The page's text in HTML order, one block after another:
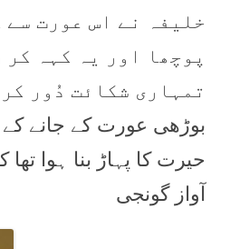
خلیفہ نے اس عورت سے
پوچھا اور یہ کہہ کر
تمہاری شکائت دُور
بوڑھی عورت کے جانے کے
حیرت کا پہاڑ بنا ہوا
آواز گونجی